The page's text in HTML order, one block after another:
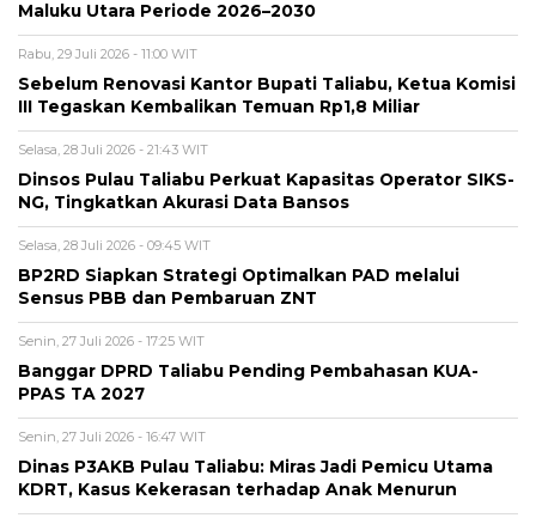
Maluku Utara Periode 2026–2030
Rabu, 29 Juli 2026 - 11:00 WIT
Sebelum Renovasi Kantor Bupati Taliabu, Ketua Komisi
III Tegaskan Kembalikan Temuan Rp1,8 Miliar
Selasa, 28 Juli 2026 - 21:43 WIT
Dinsos Pulau Taliabu Perkuat Kapasitas Operator SIKS-
NG, Tingkatkan Akurasi Data Bansos
Selasa, 28 Juli 2026 - 09:45 WIT
BP2RD Siapkan Strategi Optimalkan PAD melalui
Sensus PBB dan Pembaruan ZNT
Senin, 27 Juli 2026 - 17:25 WIT
Banggar DPRD Taliabu Pending Pembahasan KUA-
PPAS TA 2027
Senin, 27 Juli 2026 - 16:47 WIT
Dinas P3AKB Pulau Taliabu: Miras Jadi Pemicu Utama
KDRT, Kasus Kekerasan terhadap Anak Menurun